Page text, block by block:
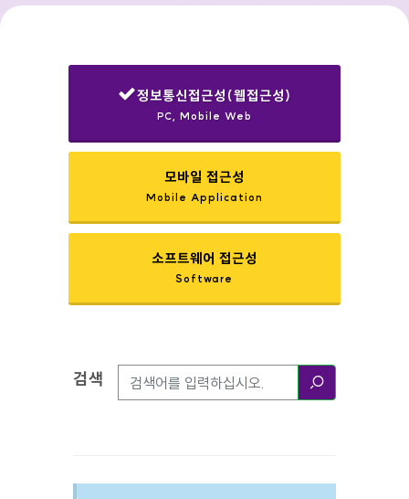
정보통신접근성(웹접근성)
PC, Mobile Web
모바일 접근성
Mobile Application
소프트웨어 접근성
Software
검색옵션
검색